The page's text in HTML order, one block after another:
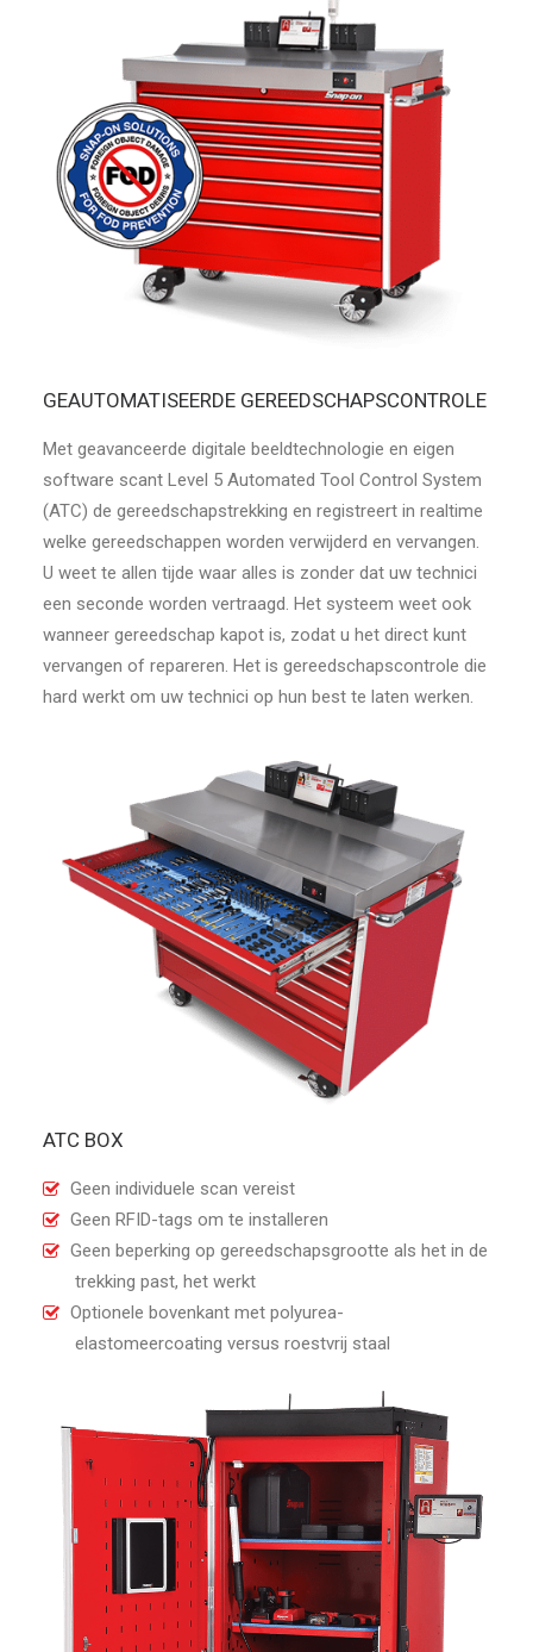
GEAUTOMATISEERDE GEREEDSCHAPSCONTROLE
Met geavanceerde digitale beeldtechnologie en eigen
software scant Level 5 Automated Tool Control System
(ATC) de gereedschapstrekking en registreert in realtime
welke gereedschappen worden verwijderd en vervangen.
U weet te allen tijde waar alles is zonder dat uw technici
een seconde worden vertraagd. Het systeem weet ook
wanneer gereedschap kapot is, zodat u het direct kunt
vervangen of repareren. Het is gereedschapscontrole die
hard werkt om uw technici op hun best te laten werken.
ATC BOX
Geen individuele scan vereist
Geen RFID-tags om te installeren
Geen beperking op gereedschapsgrootte als het in de
trekking past, het werkt
Optionele bovenkant met polyurea-
elastomeercoating versus roestvrij staal